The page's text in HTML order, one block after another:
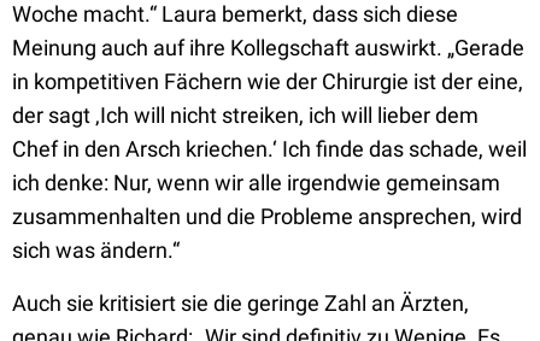
Woche macht.“ Laura bemerkt, dass sich diese
Meinung auch auf ihre Kollegschaft auswirkt. „Gerade
in kompetitiven Fächern wie der Chirurgie ist der eine,
der sagt ‚Ich will nicht streiken, ich will lieber dem
Chef in den Arsch kriechen.‘ Ich finde das schade, weil
ich denke: Nur, wenn wir alle irgendwie gemeinsam
zusammenhalten und die Probleme ansprechen, wird
sich was ändern.“
Auch sie kritisiert sie die geringe Zahl an Ärzten,